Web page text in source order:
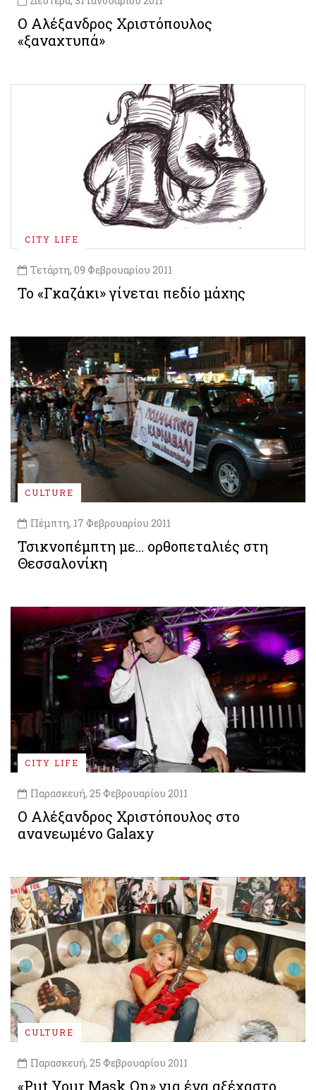
Ο Αλέξανδρος Χριστόπουλος
«ξαναχτυπά»
CITY LIFE
Τετάρτη, 09 Φεβρουαρίου 2011
Το «Γκαζάκι» γίνεται πεδίο μάχης
CULTURE
Πέμπτη, 17 Φεβρουαρίου 2011
Τσικνοπέμπτη με... ορθοπεταλιές στη
Θεσσαλονίκη
CITY LIFE
Παρασκευή, 25 Φεβρουαρίου 2011
Ο Αλέξανδρος Χριστόπουλος στο
ανανεωμένο Galaxy
CULTURE
Παρασκευή, 25 Φεβρουαρίου 2011
«Put Your Mask On» για ένα αξέχαστο